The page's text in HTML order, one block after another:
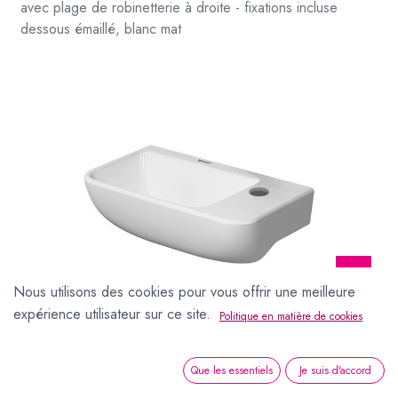
avec plage de robinetterie à droite - fixations incluse
dessous émaillé, blanc mat
Lave mains Me by
Nous utilisons des cookies pour vous offrir une meilleure
expérience utilisateur sur ce site.
Politique en matière de cookies
Que les essentiels Je suis d'accord